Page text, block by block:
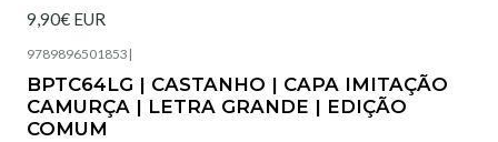
9,90€ EUR
9789896501853 |
BPTC64LG | CASTANHO | CAPA IMITAÇÃO
CAMURÇA | LETRA GRANDE | EDIÇÃO
COMUM